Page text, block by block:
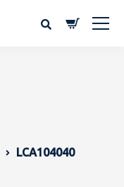
LCA104040